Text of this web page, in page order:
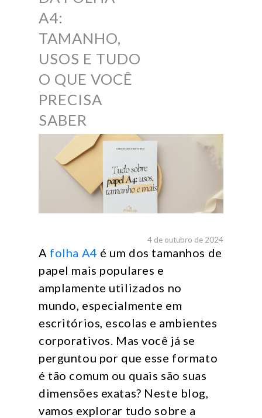
A4:
TAMANHO,
USOS E TUDO
O QUE VOCÊ
PRECISA
SABER
4 de outubro de 2024
A folha A4 é um dos tamanhos de
papel mais populares e
amplamente utilizados no
mundo, especialmente em
escritórios, escolas e ambientes
corporativos. Mas você já se
perguntou por que esse formato
é tão comum ou quais são suas
dimensões exatas? Neste blog,
vamos explorar tudo sobre a